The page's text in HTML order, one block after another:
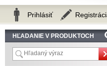
HĽADANIE V PRODUKTOCH
Prihlásiť